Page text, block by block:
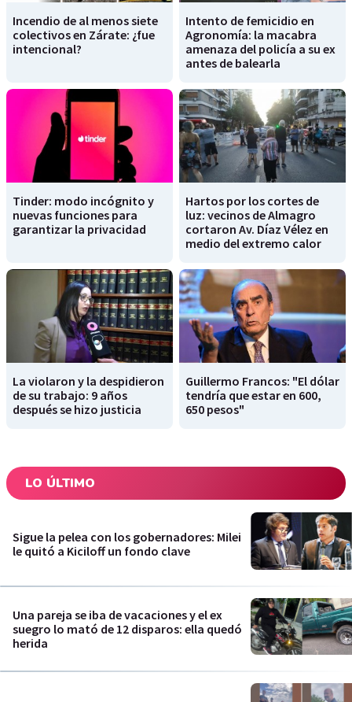
Incendio de al menos siete
colectivos en Zárate: ¿fue
intencional?
Intento de femicidio en
Agronomía: la macabra
amenaza del policía a su ex
antes de balearla
Tinder: modo incógnito y
nuevas funciones para
garantizar la privacidad
Hartos por los cortes de
luz: vecinos de Almagro
cortaron Av. Díaz Vélez en
medio del extremo calor
La violaron y la despidieron
de su trabajo: 9 años
después se hizo justicia
Guillermo Francos: "El dólar
tendría que estar en 600,
650 pesos"
LO ÚLTIMO
Sigue la pelea con los gobernadores: Milei
le quitó a Kiciloff un fondo clave
Una pareja se iba de vacaciones y el ex
suegro lo mató de 12 disparos: ella quedó
herida